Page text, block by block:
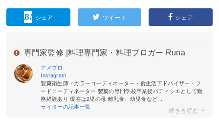
シェア ツイート シェア
専門家監修 | 料理専門家・料理ブロガー Runa
アメブロ
Instagram
製菓衛生師・カラーコーディネーター・食生活アドバイザー・フ
ードコーディネーター 製菓の専門学校卒業後パティシエとして勤
務経験あり 現在は2児の母 離乳食、幼児食など...
ライターの記事一覧